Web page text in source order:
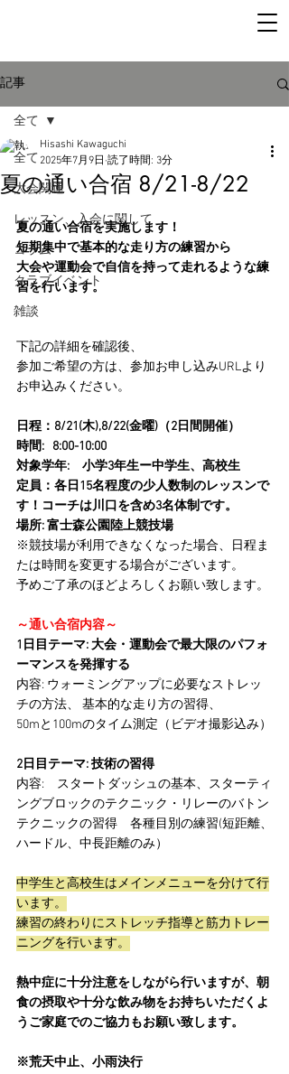
記事
全て
大会関連
レッスン、入会に関して
コラム
クラブイベント
雑談
全て
夏の通い合宿 8/21-8/22
Hisashi Kawaguchi
2025年7月9日 読了時間: 3分
夏の通い合宿を実施します！
短期集中で基本的な走り方の練習から
大会や運動会で自信を持って走れるような練
習を行います。
下記の詳細を確認後、
参加ご希望の方は、参加お申し込みURLより
お申込みください。
日程：8/21(木),8/22(金曜)（2日間開催）
時間:   8:00-10:00
対象学年:　小学3年生ー中学生、高校生
定員：各日15名程度の少人数制のレッスンで
す！コーチは川口を含め3名体制です。
場所: 富士森公園陸上競技場
※競技場が利用できなくなった場合、日程ま
たは時間を変更する場合がございます。
予めご了承のほどよろしくお願い致します。
～通い合宿内容～
1日目テーマ: 大会・運動会で最大限のパフォ
ーマンスを発揮する
内容: ウォーミングアップに必要なストレッ
チの方法、 基本的な走り方の習得、
50mと100mのタイム測定（ビデオ撮影込み）
2日目テーマ: 技術の習得
内容:　スタートダッシュの基本、スターティ
ングブロックのテクニック・リレーのバトン
テクニックの習得　各種目別の練習(短距離、
ハードル、中長距離のみ）
中学生と高校生はメインメニューを分けて行
います。
練習の終わりにストレッチ指導と筋力トレー
ニングを行います。
熱中症に十分注意をしながら行いますが、朝
食の摂取や十分な飲み物をお持ちいただくよ
うご家庭でのご協力もお願い致します。
※荒天中止、小雨決行